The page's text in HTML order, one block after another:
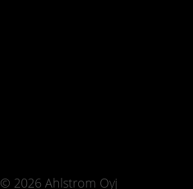
© 2026 Ahlstrom Oyj